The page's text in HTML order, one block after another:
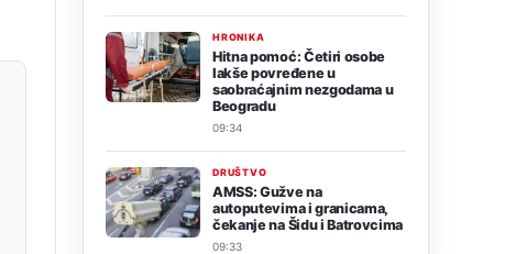
HRONIKA
Hitna pomoć: Četiri osobe
lakše povređene u
saobraćajnim nezgodama u
Beogradu
09:34
DRUŠTVO
AMSS: Gužve na
autoputevima i granicama,
čekanje na Šidu i Batrovcima
09:33